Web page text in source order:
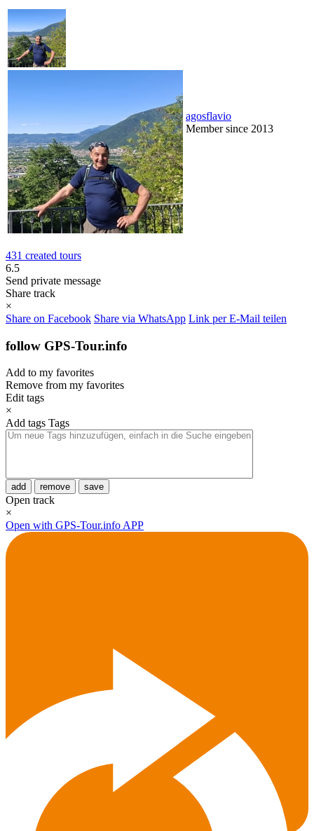
agosflavio
Member since 2013
431 created tours
6.5
Send private message
Share track
×
Share on Facebook Share via WhatsApp Link per E-Mail teilen
follow GPS-Tour.info
Add to my favorites
Remove from my favorites
Edit tags
×
Add tags Tags
add remove save
Open track
×
Open with GPS-Tour.info APP